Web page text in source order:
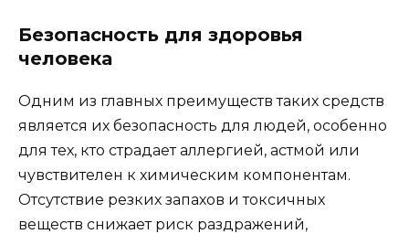
Безопасность для здоровья
человека
Одним из главных преимуществ таких средств
является их безопасность для людей, особенно
для тех, кто страдает аллергией, астмой или
чувствителен к химическим компонентам.
Отсутствие резких запахов и токсичных
веществ снижает риск раздражений,